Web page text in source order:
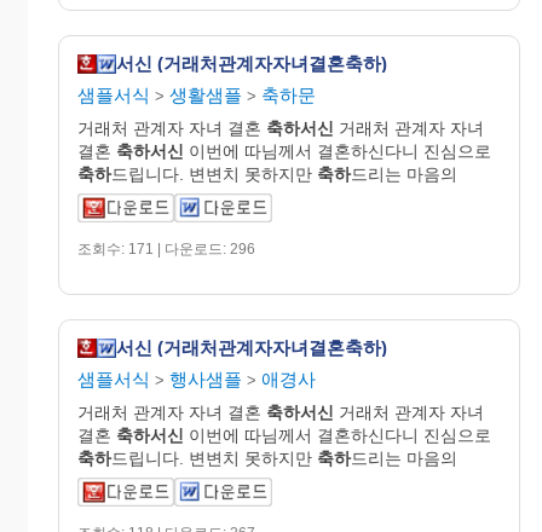
서신 (거래처관계자자녀결혼축하)
샘플서식 > 생활샘플 > 축하문
거래처 관계자 자녀 결혼 축하서신 거래처 관계자 자녀
결혼 축하서신 이번에 따님께서 결혼하신다니 진심으로
축하드립니다. 변변치 못하지만 축하드리는 마음의
조회수: 171 | 다운로드: 296
서신 (거래처관계자자녀결혼축하)
샘플서식 > 행사샘플 > 애경사
거래처 관계자 자녀 결혼 축하서신 거래처 관계자 자녀
결혼 축하서신 이번에 따님께서 결혼하신다니 진심으로
축하드립니다. 변변치 못하지만 축하드리는 마음의